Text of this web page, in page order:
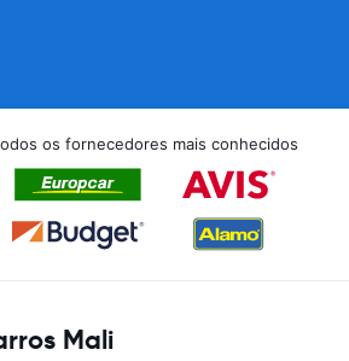
os fornecedores mais conhecidos
Mali